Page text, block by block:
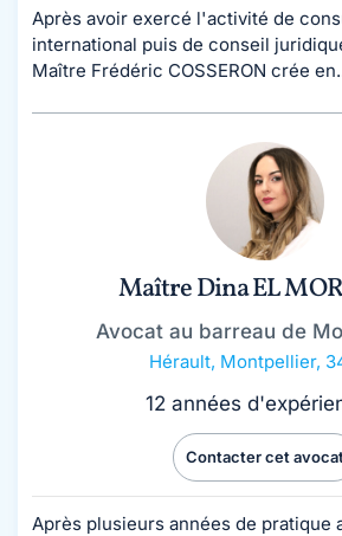
Après avoir exercé l'activité de
international puis de conseil
Maître Frédéric COSSERON crée
Maître Dina EL
Avocat au barreau de
Hérault, Montpellier,
12 années
Contacter cet
Après plusieurs années de pratique